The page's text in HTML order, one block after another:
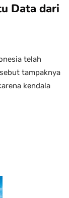
Data dari
telah
tampaknya
kendala